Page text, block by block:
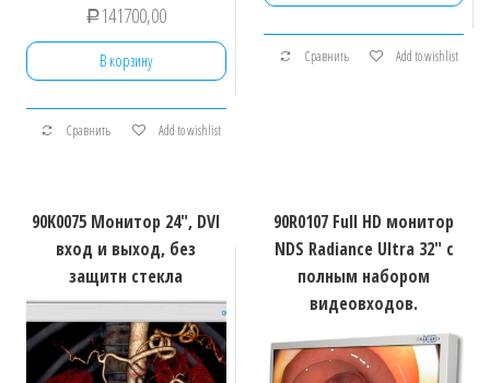
Р 141700,00
В корзину
Сравнить Add to wishlist
Сравнить Add to wishlist
90K0075 Монитор 24″, DVI
вход и выход, без
защитн стекла
90R0107 Full HD монитор
NDS Radiance Ultra 32″ c
полным набором
видеовходов.